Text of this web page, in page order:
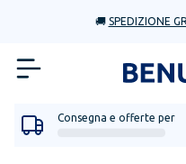
🚚 SPEDIZIONE
Consegna e offerte per